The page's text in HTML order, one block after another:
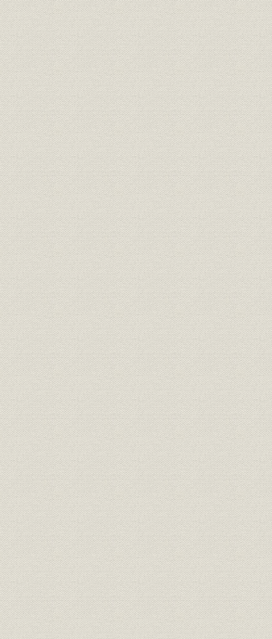
生産の拡大
3. 第2次拡張計画
外人技師の雇入れ
第2次拡張計画の実施
業績の安定と資産の急増
第2節 本所鋳銅所の銅線製造
1. 日清戦後の銅加工業と大阪電気分銅
本所鋳銅所電気精銅の立遅れ
大阪電気分銅の設立
伸銅圧延工業の勃興
大阪電気分銅の発展
アルミニウム圧延事始
大阪電気分銅の営業成績
2. 銅線製造と精銅事業の拡張
大谷川水力発電計画
計画の延期
本所鋳銅所の製線業
分銅工場の拡張
銅線生産の拡大
3. 銅線供給の独占
銅線の試験成績
製品の主要販売先
銅線供給の独占
営業成績
労務事情
第2章 古河鉱業と横浜電線の提携